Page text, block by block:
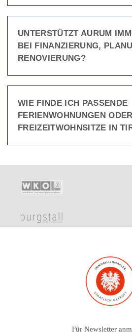
UNTERSTÜTZT AURUM
BEI FINANZIERUNG,
RENOVIERUNG?
WIE FINDE ICH PASSENDE
FERIENWOHNUNGEN ODER
FREIZEITWOHNSITZE IN
Für Newsletter